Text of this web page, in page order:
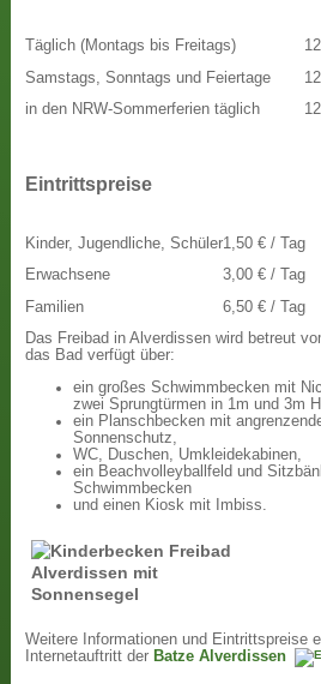
Täglich (Montags bis Freitags)
Samstags, Sonntags und Feiertage
in den NRW-Sommerferien täglich
Eintrittspreise
Kinder, Jugendliche, Schüler
Erwachsene
Familien
1,50 € / Tag
3,00 € / Tag
6,50 € / Tag
Das Freibad in Alverdissen wird betreut
das Bad verfügt über:
ein großes Schwimmbecken mit
zwei Sprungtürmen in 1m und 3m
ein Planschbecken mit
Sonnenschutz,
WC, Duschen, Umkleidekabinen,
ein Beachvolleyballfeld und
Schwimmbecken
und einen Kiosk mit Imbiss.
Weitere Informationen und Eintrittspreise
Internetauftritt der Batze Alverdissen